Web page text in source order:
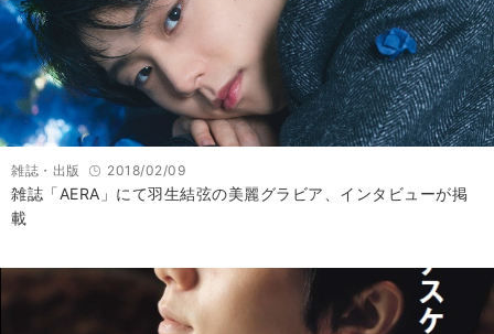
雑誌・出版 2018/02/09
雑誌「AERA」にて羽生結弦の美麗グラビア、インタビューが掲
載